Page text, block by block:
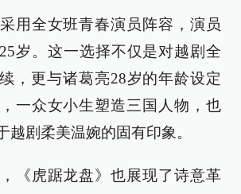
采用全女班青春演员阵容，演员
岁。这一选择不仅是对越剧全
，更与诸葛亮28岁的年龄设定
一众女小生塑造三国人物，也
越剧柔美温婉的固有印象。
《虎踞龙盘》也展现了诗意革